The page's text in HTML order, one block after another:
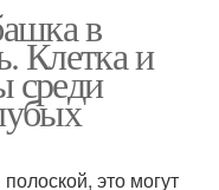
в
Клетка и
среди
это могут